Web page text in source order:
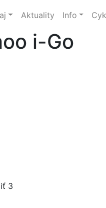
Aktuality Info
i-Go
3